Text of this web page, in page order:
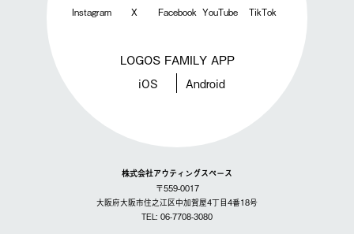
Instagram X Facebook YouTube TikTok
LOGOS FAMILY APP
iOS Android
株式会社アウティングスペース
〒559-0017
大阪府大阪市住之江区中加賀屋4丁目4番18号
TEL: 06-7708-3080